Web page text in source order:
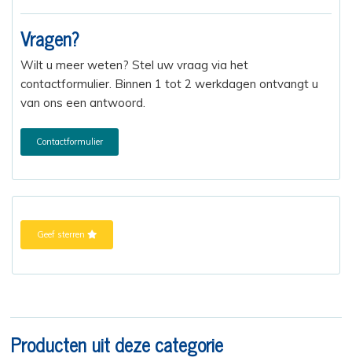
Vragen?
Wilt u meer weten? Stel uw vraag via het
contactformulier. Binnen 1 tot 2 werkdagen ontvangt u
van ons een antwoord.
Contactformulier
Geef sterren
Producten uit deze categorie